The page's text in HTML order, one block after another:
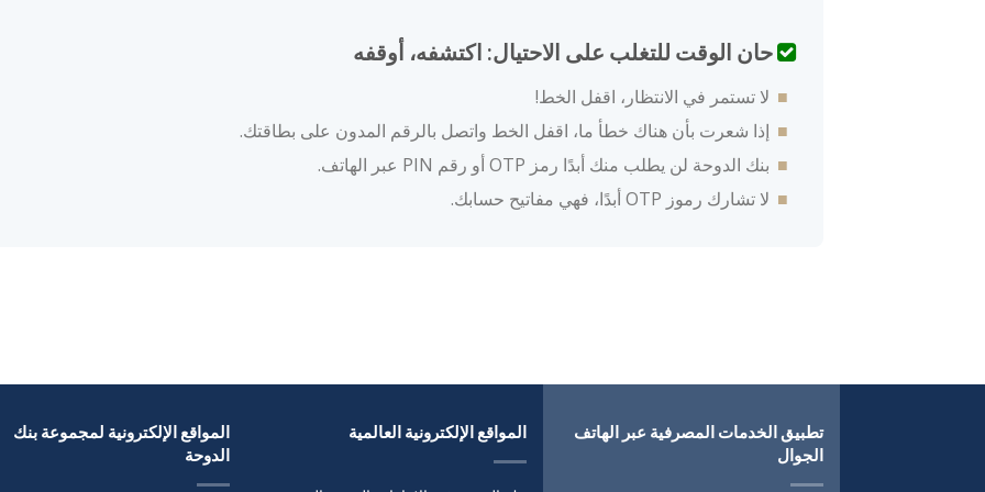
حان الوقت للتغلب على الاحتيال: اكتشفه، أوقفه
لا تستمر في الانتظار، اقفل الخط!
إذا شعرت بأن هناك خطأ ما، اقفل الخط واتصل بالرقم المدون على بطاقتك.
بنك الدوحة لن يطلب منك أبدًا رمز OTP أو رقم PIN عبر الهاتف.
لا تشارك رموز OTP أبدًا، فهي مفاتيح حسابك.
المواقع الإلكترونية لمجموعة بنك
الدوحة
المواقع الإلكترونية العالمية
تطبيق الخدمات المصرفية عبر الهاتف
الجوال